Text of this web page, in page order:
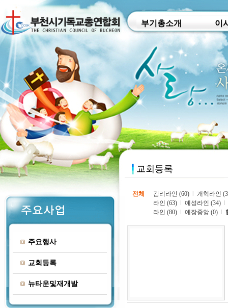
부기총소개 이
주요행사
교회등록
뉴타운및재개발
전체 감리라인 (60)
개혁라인
라인 (63)
예성라인 (34)
라인 (80)
예장중앙 (0)